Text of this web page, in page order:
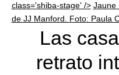
class='shiba-stage' /> Jaune
de JJ Manford. Foto: Paula
Las
retrato